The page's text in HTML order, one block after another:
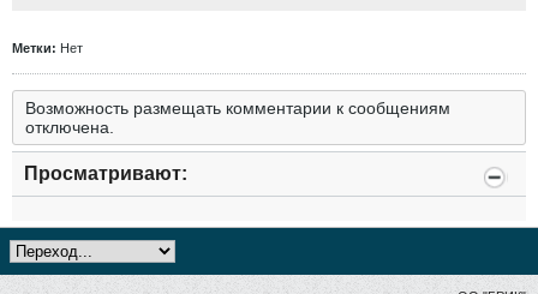
Метки: Нет
Возможность размещать комментарии к сообщениям
отключена.
Просматривают: